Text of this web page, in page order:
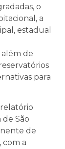
o
a
estadual
além de
para
São
de
com a